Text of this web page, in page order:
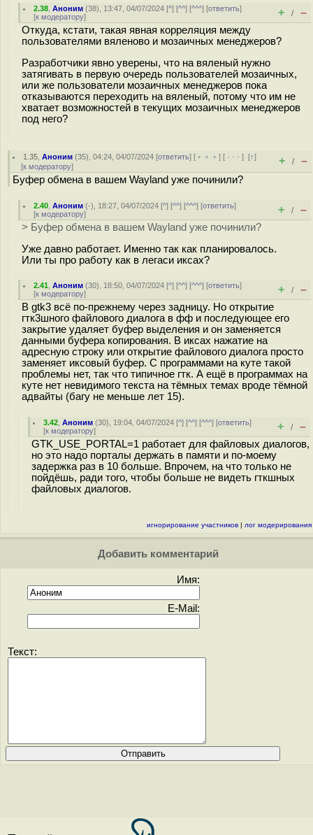
2.38 ,Аноним (38), 13:47, 04/07/2024 [^] [^^] [^^^] [ответить]
[к модератору] + / –
Откуда, кстати, такая явная корреляция между
пользователями вяленово и мозаичных менеджеров?
Разработчики явно уверены, что на вяленый нужно
затягивать в первую очередь пользователей мозаичных,
или же пользователи мозаичных менеджеров пока
отказываются переходить на вяленый, потому что им не
хватает возможностей в текущих мозаичных менеджеров
под него?
1.35 ,Аноним (35), 04:24, 04/07/2024 [ответить] [ ﹢﹢﹢] [ · · ·][↑]
[к модератору] + / –
Буфер обмена в вашем Wayland уже починили?
2.40 ,Аноним (-), 18:27, 04/07/2024 [^] [^^] [^^^] [ответить]
[к модератору] + / –
> Буфер обмена в вашем Wayland уже починили?
Уже давно работает. Именно так как планировалось.
Или ты про работу как в легаси иксах?
2.41 ,Аноним (30), 18:50, 04/07/2024 [^] [^^] [^^^] [ответить]
[к модератору] + / –
В gtk3 всё по-прежнему через задницу. Но открытие
гтк3шного файлового диалога в фф и последующее его
закрытие удаляет буфер выделения и он заменяется
данными буфера копирования. В иксах нажатие на
адресную строку или открытие файлового диалога просто
заменяет иксовый буфер. С программами на куте такой
проблемы нет, так что типичное гтк. А ещё в программах на
куте нет невидимого текста на тёмных темах вроде тёмной
адвайты (багу не меньше лет 15).
3.42 ,Аноним (30), 19:04, 04/07/2024 [^] [^^] [^^^] [ответить]
[к модератору] + / –
GTK_USE_PORTAL=1 работает для файловых диалогов,
но это надо порталы держать в памяти и по-моему
задержка раз в 10 больше. Впрочем, на что только не
пойдёшь, ради того, чтобы больше не видеть гткшных
файловых диалогов.
игнорирование участников | лог модерирования
Добавить комментарий
Имя:
E-Mail:
Текст: